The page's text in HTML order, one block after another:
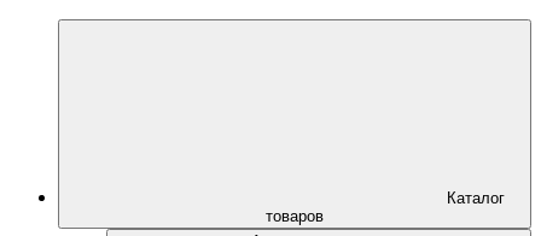
Каталог
товаров